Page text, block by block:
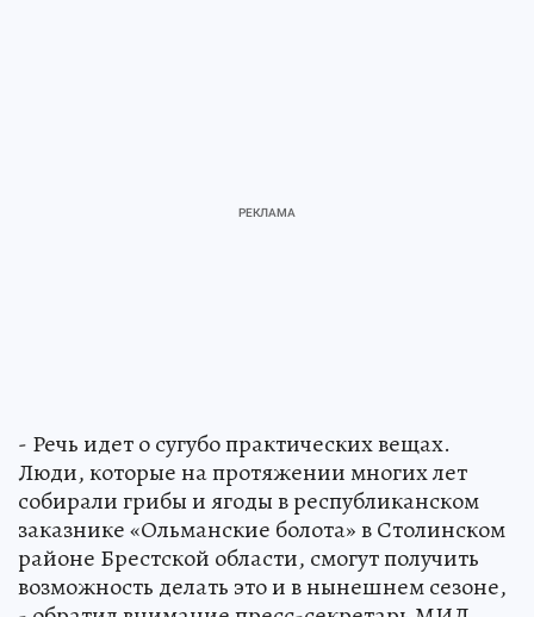
- Речь идет о сугубо практических вещах.
Люди, которые на протяжении многих лет
собирали грибы и ягоды в республиканском
заказнике «Ольманские болота» в Столинском
районе Брестской области, смогут получить
возможность делать это и в нынешнем сезоне,